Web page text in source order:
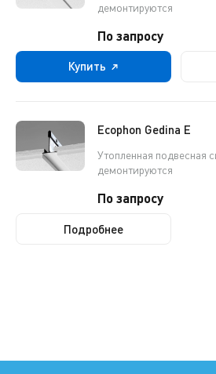
демонтируются
По запросу
Купить
Ecophon Gedina E
Утопленная подвесная
демонтируются
По запросу
Подробнее